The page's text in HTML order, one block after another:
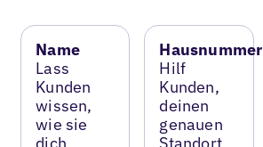
Name
Lass
Kunden
wissen,
wie sie
dich
Hausnummer
Hilf
Kunden,
deinen
genauen
Standort